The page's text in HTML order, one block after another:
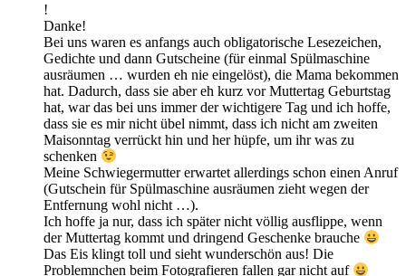
!
Danke!
Bei uns waren es anfangs auch obligatorische Lesezeichen,
Gedichte und dann Gutscheine (für einmal Spülmaschine
ausräumen … wurden eh nie eingelöst), die Mama bekommen
hat. Dadurch, dass sie aber eh kurz vor Muttertag Geburtstag
hat, war das bei uns immer der wichtigere Tag und ich hoffe,
dass sie es mir nicht übel nimmt, dass ich nicht am zweiten
Maisonntag verrückt hin und her hüpfe, um ihr was zu
schenken
Meine Schwiegermutter erwartet allerdings schon einen Anruf
(Gutschein für Spülmaschine ausräumen zieht wegen der
Entfernung wohl nicht …).
Ich hoffe ja nur, dass ich später nicht völlig ausflippe, wenn
der Muttertag kommt und dringend Geschenke brauche
Das Eis klingt toll und sieht wunderschön aus! Die
Problemnchen beim Fotografieren fallen gar nicht auf